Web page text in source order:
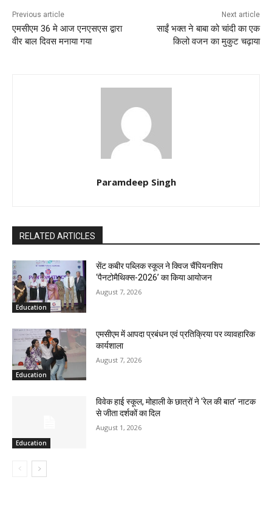
Previous article
एमसीएम 36 मे आज एनएसएस द्वारा
वीर बाल दिवस मनाया गया
Next article
साईं भक्त ने बाबा को चांदी का एक
किलो वजन का मुकुट चढ़ाया
Paramdeep Singh
RELATED ARTICLES
Education
सेंट कबीर पब्लिक स्कूल ने क्विज चैंपियनशिप
‘पैनटोमैथिक्स-2026’ का किया आयोजन
August 7, 2026
Education
एमसीएम में आपदा प्रबंधन एवं प्रतिक्रिया पर व्यावहारिक
कार्यशाला
August 7, 2026
Education
विवेक हाई स्कूल, मोहाली के छात्रों ने ‘रेल की बात’ नाटक
से जीता दर्शकों का दिल
August 1, 2026